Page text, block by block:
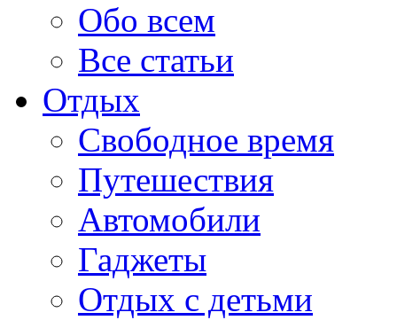
Обо всем
Все статьи
Отдых
Свободное время
Путешествия
Автомобили
Гаджеты
Отдых с детьми